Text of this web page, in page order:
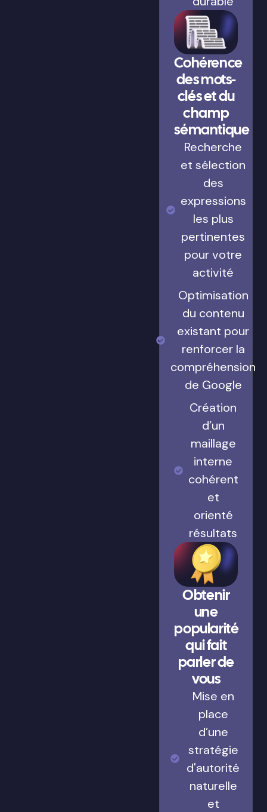
Cohérence
des mots-
clés et du
champ
sémantique
Recherche
et sélection
des
expressions
les plus
pertinentes
pour votre
activité
Optimisation
du contenu
existant pour
renforcer la
compréhension
de Google
Création
d’un
maillage
interne
cohérent
et
orienté
résultats
Obtenir
une
popularité
qui fait
parler de
vous
Mise en
place
d’une
stratégie
d'autorité
naturelle
et